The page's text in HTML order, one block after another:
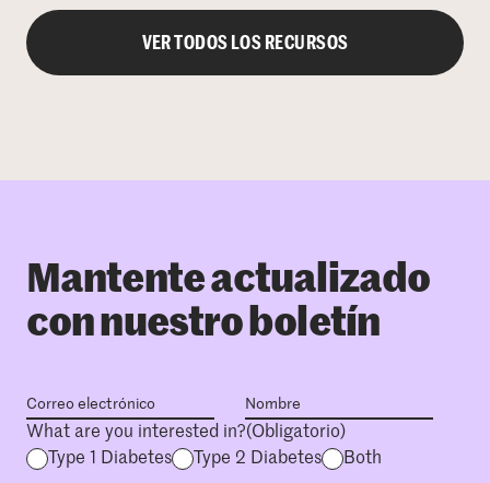
VER TODOS LOS RECURSOS
Mantente actualizado
con nuestro boletín
What are you interested in?(Obligatorio)
Type 1 Diabetes
Type 2 Diabetes Both